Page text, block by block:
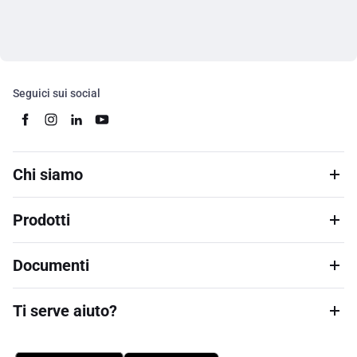
Seguici sui social
Chi siamo
Prodotti
Documenti
Ti serve aiuto?